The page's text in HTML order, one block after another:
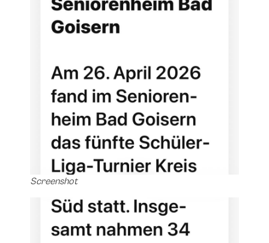
Screenshot